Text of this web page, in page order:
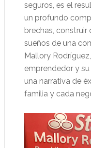
seguros, es el
un profundo
brechas,
sueños de una
Mallory
emprendedor y
una narrativa de
familia y cada